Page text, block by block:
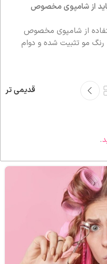
از شامپوی مخصوص
از شامپوی مخصوص
مو تثبیت شده و دوام
قدیمی تر
.